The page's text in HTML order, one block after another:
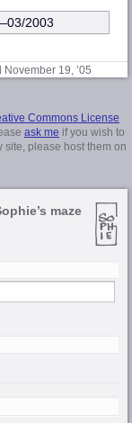
2003
19, ’05
Commons License
ask me if you wish to
site, please host them on
maze